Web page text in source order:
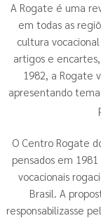
A Rogate é uma
em todas as
cultura
artigos e
1982, a Rogate
apresentando
O Centro Rogate
pensados em
vocacionais
Brasil. A
responsabilizasse